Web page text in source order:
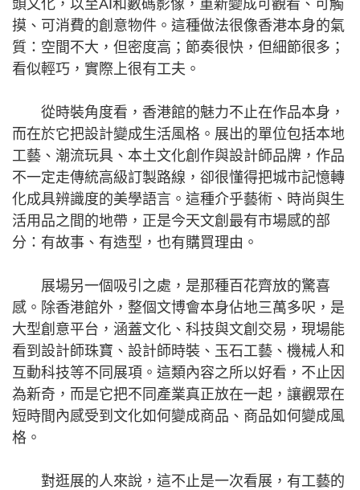
頭文化，以至AI和數碼影像，重新變成可觀看、可觸
摸、可消費的創意物件。這種做法很像香港本身的氣
質：空間不大，但密度高；節奏很快，但細節很多；
看似輕巧，實際上很有工夫。
從時裝角度看，香港館的魅力不止在作品本身，
而在於它把設計變成生活風格。展出的單位包括本地
工藝、潮流玩具、本土文化創作與設計師品牌，作品
不一定走傳統高級訂製路線，卻很懂得把城市記憶轉
化成具辨識度的美學語言。這種介乎藝術、時尚與生
活用品之間的地帶，正是今天文創最有市場感的部
分：有故事、有造型，也有購買理由。
展場另一個吸引之處，是那種百花齊放的驚喜
感。除香港館外，整個文博會本身佔地三萬多呎，是
大型創意平台，涵蓋文化、科技與文創交易，現場能
看到設計師珠寶、設計師時裝、玉石工藝、機械人和
互動科技等不同展項。這類內容之所以好看，不止因
為新奇，而是它把不同產業真正放在一起，讓觀眾在
短時間內感受到文化如何變成商品、商品如何變成風
格。
對逛展的人來說，這不止是一次看展，有工藝的